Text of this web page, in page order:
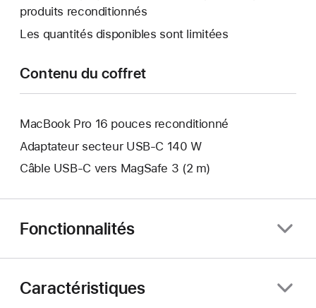
produits reconditionnés
Les quantités disponibles sont limitées
Contenu du coffret
MacBook Pro 16 pouces reconditionné
Adaptateur secteur USB-C 140 W
Câble USB-C vers MagSafe 3 (2 m)
Fonctionnalités
Caractéristiques